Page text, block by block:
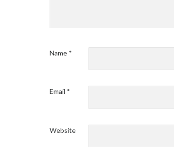
Name *
Email *
Website